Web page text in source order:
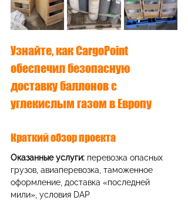
Узнайте, как CargoPoint
обеспечил безопасную
доставку баллонов с
углекислым газом в Европу
Краткий обзор проекта
Оказанные услуги: перевозка опасных
грузов, авиаперевозка, таможенное
оформление, доставка «последней
мили», условия DAP